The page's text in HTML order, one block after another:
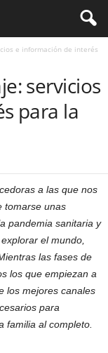
e información de interés
servicios
para la
a las que nos
tomarse unas
pandemia sanitaria y
el mundo,
las fases de
los que empiezan a
los mejores canales
para
familia al completo.